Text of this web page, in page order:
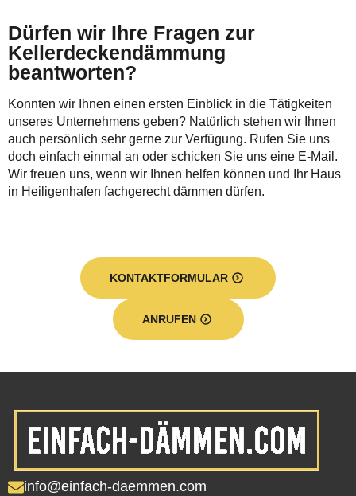
Dürfen wir Ihre Fragen zur
Kellerdeckendämmung
beantworten?
Konnten wir Ihnen einen ersten Einblick in die Tätigkeiten
unseres Unternehmens geben? Natürlich stehen wir Ihnen
auch persönlich sehr gerne zur Verfügung. Rufen Sie uns
doch einfach einmal an oder schicken Sie uns eine E-Mail.
Wir freuen uns, wenn wir Ihnen helfen können und Ihr Haus
in Heiligenhafen fachgerecht dämmen dürfen.
KONTAKTFORMULAR
ANRUFEN
info@einfach-daemmen.com